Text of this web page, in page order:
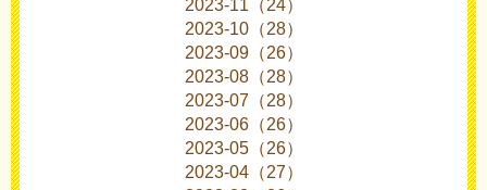
2023-11（24）
2023-10（28）
2023-09（26）
2023-08（28）
2023-07（28）
2023-06（26）
2023-05（26）
2023-04（27）